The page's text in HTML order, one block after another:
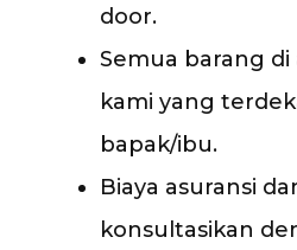
door.
Semua barang
kami yang
bapak/ibu.
Biaya asuransi
konsultasikan